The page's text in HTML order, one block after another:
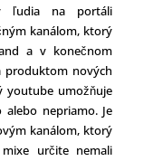
ľudia na portáli
kanálom, ktorý
a v konečnom
produktom nových
youtube umožňuje
nepriamo. Je
kanálom, ktorý
určite nemali